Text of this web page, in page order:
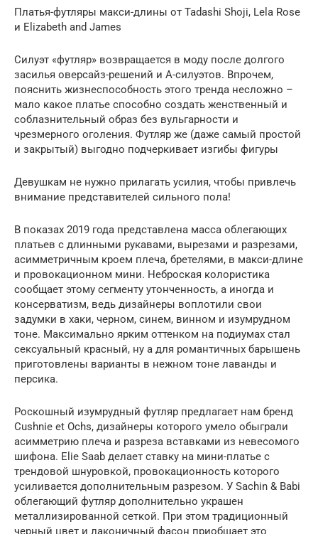
Платья-футляры макси-длины от Tadashi Shoji, Lela Rose
и Elizabeth and James
Силуэт «футляр» возвращается в моду после долгого
засилья оверсайз-решений и А-силуэтов. Впрочем,
пояснить жизнеспособность этого тренда несложно –
мало какое платье способно создать женственный и
соблазнительный образ без вульгарности и
чрезмерного оголения. Футляр же (даже самый простой
и закрытый) выгодно подчеркивает изгибы фигуры
Девушкам не нужно прилагать усилия, чтобы привлечь
внимание представителей сильного пола!
В показах 2019 года представлена масса облегающих
платьев с длинными рукавами, вырезами и разрезами,
асимметричным кроем плеча, бретелями, в макси-длине
и провокационном мини. Неброская колористика
сообщает этому сегменту утонченность, а иногда и
консерватизм, ведь дизайнеры воплотили свои
задумки в хаки, черном, синем, винном и изумрудном
тоне. Максимально ярким оттенком на подиумах стал
сексуальный красный, ну а для романтичных барышень
приготовлены варианты в нежном тоне лаванды и
персика.
Роскошный изумрудный футляр предлагает нам бренд
Cushnie et Ochs, дизайнеры которого умело обыграли
асимметрию плеча и разреза вставками из невесомого
шифона. Elie Saab делает ставку на мини-платье с
трендовой шнуровкой, провокационность которого
усиливается дополнительным разрезом. У Sachin & Babi
облегающий футляр дополнительно украшен
металлизированной сеткой. При этом традиционный
черный цвет и лаконичный фасон приобщает это